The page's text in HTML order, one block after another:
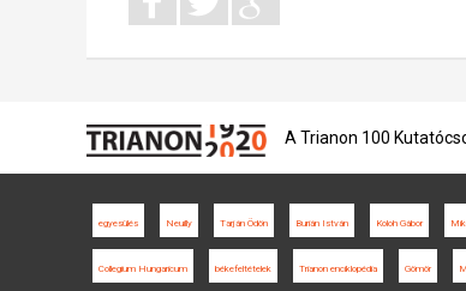
A Trianon 100
egyesülés Neuilly Tarján Ödön Burián István Koloh Gábor
Collegium Hungaricum békefeltételek Trianon enciklopédia Gömör